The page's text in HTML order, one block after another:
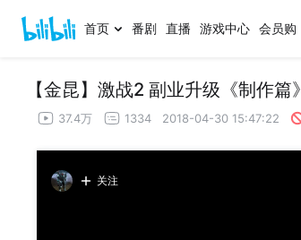
首页 番剧 直播 游戏中心 会员购
【金昆】激战2 副业升级《制作篇》
37.4万 1334 2018-04-30 15:47:22
关注